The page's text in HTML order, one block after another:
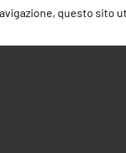
questo sito